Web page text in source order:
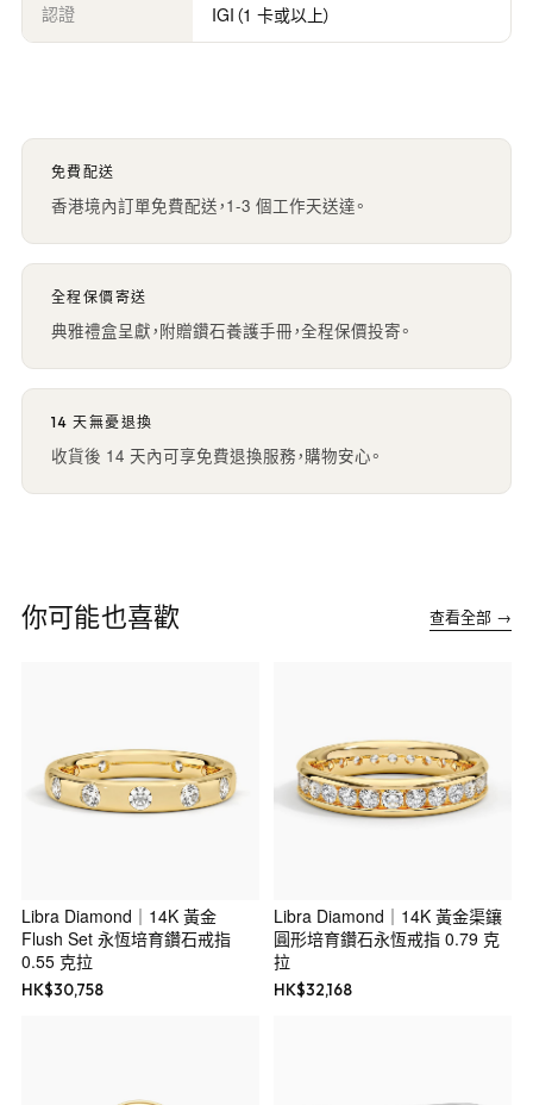
認證 IGI（1 卡或以上）
免費配送
香港境內訂單免費配送，1-3 個工作天送達。
全程保價寄送
典雅禮盒呈獻，附贈鑽石養護手冊，全程保價投寄。
14 天無憂退換
收貨後 14 天內可享免費退換服務，購物安心。
你可能也喜歡 查看全部 →
Libra Diamond｜14K 黃金
Flush Set 永恆培育鑽石戒指
0.55 克拉
HK$30,758
Libra Diamond｜14K 黃金渠鑲
圓形培育鑽石永恆戒指 0.79 克
拉
HK$32,168